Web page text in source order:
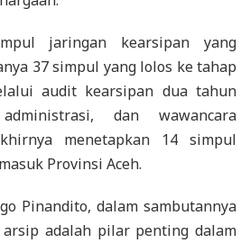
jaringan kearsipan yang
37 simpul yang lolos ke tahap
audit kearsipan dua tahun
dan wawancara
menetapkan 14 simpul
Provinsi Aceh.
Pinandito, dalam sambutannya
arsip adalah pilar penting dalam